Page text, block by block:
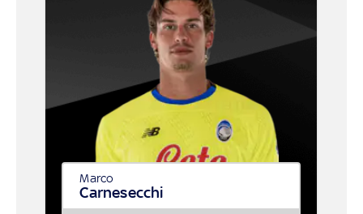
Marco
Carnesecchi